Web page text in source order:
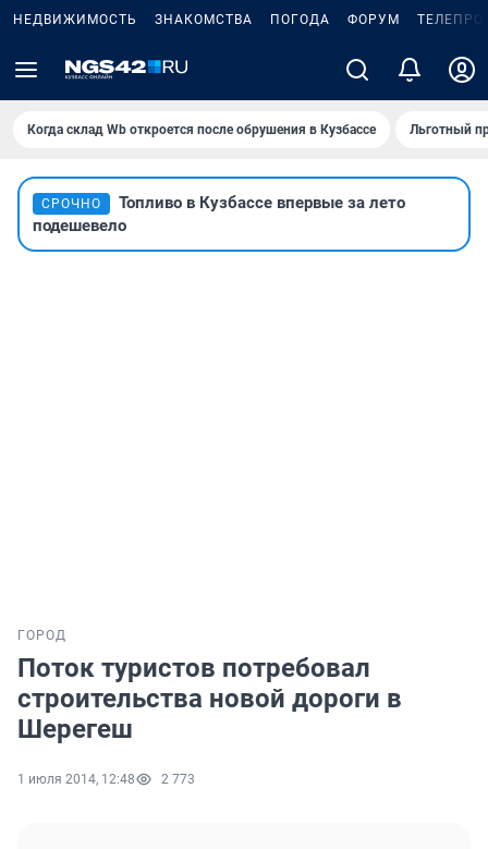
НЕДВИЖИМОСТЬ ЗНАКОМСТВА ПОГОДА ФОРУМ
Когда склад Wb откроется после обрушения в Кузбассе Льготный
СРОЧНО
Топливо в Кузбассе впервые за лето
подешевело
ГОРОД
Поток туристов потребовал
строительства новой дороги в
Шерегеш
1 июля 2014, 12:48 2 773